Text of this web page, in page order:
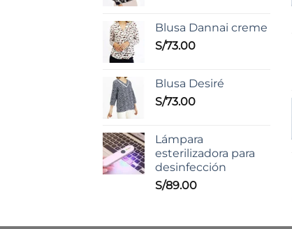
Blusa Dannai creme
S/73.00
Blusa Desiré
S/73.00
Lámpara
esterilizadora para
desinfección
S/89.00